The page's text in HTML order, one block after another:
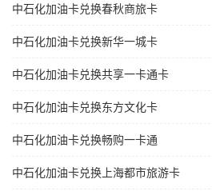
中石化加油卡兑换春秋商旅卡
中石化加油卡兑换新华一城卡
中石化加油卡兑换共享一卡通卡
中石化加油卡兑换东方文化卡
中石化加油卡兑换畅购一卡通
中石化加油卡兑换上海都市旅游卡